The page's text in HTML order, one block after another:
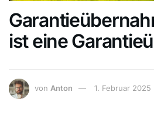
ist eine
von Anton 1. Februar 2025